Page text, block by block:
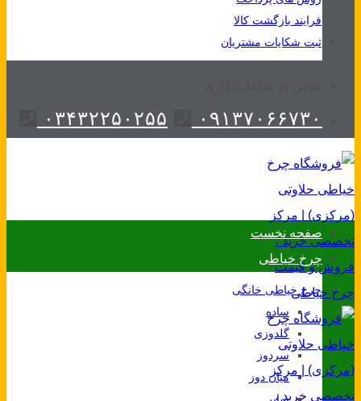
فرایند بازگشت کالا
ثبت شکایات مشتریان
۰۹۱۳۷۰۶۶۷۳۰ ۰۳۴۳۲۲۵۰۲۵۵
صفحه نخست
چرخ خیاطی
چرخ خیاطی خانگی
ساده
گلدوزی
سردوز
میان دوز